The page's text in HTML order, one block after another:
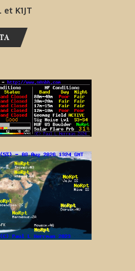
et K1JT